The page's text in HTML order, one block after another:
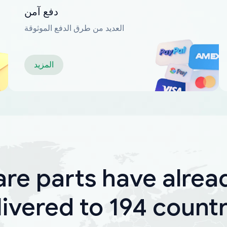
دفع آمن
العديد من طرق الدفع الموثوقة
المزيد
parts have
to 194